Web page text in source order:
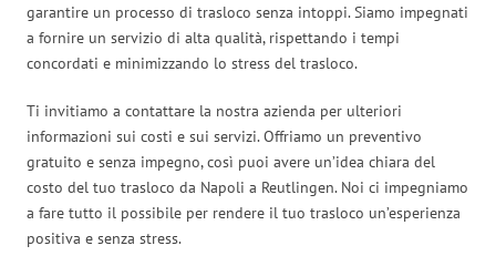
garantire un processo di trasloco senza intoppi. Siamo impegnati
a fornire un servizio di alta qualità, rispettando i tempi
concordati e minimizzando lo stress del trasloco.
Ti invitiamo a contattare la nostra azienda per ulteriori
informazioni sui costi e sui servizi. Offriamo un preventivo
gratuito e senza impegno, così puoi avere un’idea chiara del
costo del tuo trasloco da Napoli a Reutlingen. Noi ci impegniamo
a fare tutto il possibile per rendere il tuo trasloco un’esperienza
positiva e senza stress.